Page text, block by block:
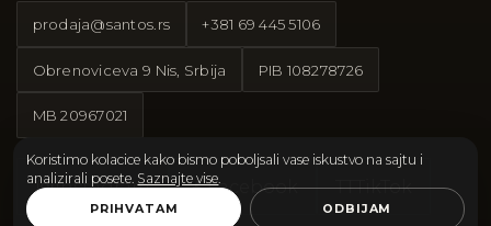
prodaja@santos.rs +381 69 445 5106
Obrenoviceva 9 Nis, Srbija PIB 108278726
MB20967021
Instagram Facebook TTTikTok
Koristimo kolacice kako bismo poboljsali vase iskustvo na sajtu i
analizirali posete. Saznajte vise
PRIHVATAM ODBIJAM